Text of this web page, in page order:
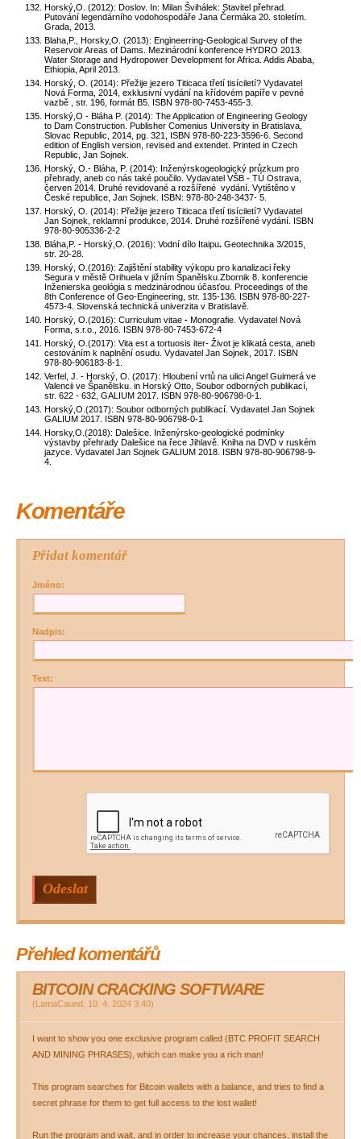
Horský,O. (2012): Doslov. In: Milan Švihálek: Stavitel přehrad.
Putování legendárního vodohospodáře Jana Čermáka 20. stoletím.
Grada, 2013.
Blaha,P., Horsky,O. (2013): Engineerring-Geological Survey of the
Reservoir Areas of Dams. Mezinárodní konference HYDRO 2013.
Water Storage and Hydropower Development for Africa. Addis Ababa,
Ethiopia, April 2013.
Horský, O. (2014): Přežije jezero Titicaca třetí tisíciletí? Vydavatel
Nová Forma, 2014, exklusivní vydání na křídovém papíře v pevné
vazbě , str. 196, formát B5. ISBN 978-80-7453-455-3.
Horský,O - Bláha P. (2014): The Application of Engineering Geology
to Dam Construction. Publisher Comenius University in Bratislava,
Slovac Republic, 2014, pg. 321, ISBN 978-80-223-3596-6. Second
edition of English version, revised and extendet. Printed in Czech
Republic, Jan Sojnek.
Horský, O.- Bláha, P. (2014): Inženýrskogeologický průzkum pro
přehrady, aneb co nás také poučilo. Vydavatel VŠB - TÚ Ostrava,
červen 2014. Druhé revidované a rozšířené vydání. Vytištěno v
České republice, Jan Sojnek. ISBN: 978-80-248-3437- 5.
Horský, O. (2014): Přežije jezero Titicaca třetí tisíciletí? Vydavatel
Jan Sojnek, reklamní produkce, 2014. Druhé rozšířené vydání. ISBN
978-80-905336-2-2
Bláha,P. - Horský,O. (2016): Vodní dílo Itaipu. Geotechnika 3/2015,
str. 20-28.
Horský, O.(2016): Zajištění stability výkopu pro kanalizaci řeky
Segura v městě Orihuela v jižním Španělsku.Zbornik 8. konferencie
Inženierska geológia s medzinárodnou účasťou. Proceedings of the
8th Conference of Geo-Engineering, str. 135-136. ISBN 978-80-227-
4573-4. Slovenská technická univerzita v Bratislavě.
Horský, O.(2016): Curriculum vitae - Monografie. Vydavatel Nová
Forma, s.r.o., 2016. ISBN 978-80-7453-672-4
Horský, O.(2017): Vita est a tortuosis iter- Život je klikatá cesta, aneb
cestováním k naplnění osudu. Vydavatel Jan Sojnek, 2017. ISBN
978-80-906183-8-1.
Verfel, J. - Horský, O. (2017): Hloubení vrtů na ulici Angel Guimerá ve
Valencii ve Španělsku. in Horský Otto, Soubor odborných publikací,
str. 622 - 632, GALIUM 2017. ISBN 978-80-906798-0-1.
Horský,O.(2017): Soubor odborných publikací. Vydavatel Jan Sojnek
GALIUM 2017. ISBN 978-80-906798-0-1
Horsky,O.(2018): Dalešice. Inženýrsko-geologické podmínky
výstavby přehrady Dalešice na řece Jihlavě. Kniha na DVD v ruském
jazyce. Vydavatel Jan Sojnek GALIUM 2018. ISBN 978-80-906798-9-
4.
Komentáře
Přidat komentář
Jméno:
Nadpis:
Text:
Přehled komentářů
BITCOIN CRACKING SOFTWARE
(LamaCaund 10. 4. 2024 3:40)
I want to show you one exclusive program called (BTC PROFIT SEARCH
AND MINING PHRASES), which can make you a rich man!
This program searches for Bitcoin wallets with a balance, and tries to find a
secret phrase for them to get full access to the lost wallet!
Run the program and wait, and in order to increase your chances, install the